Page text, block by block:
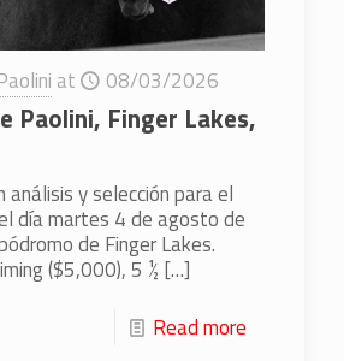
at 08/03/2026
Paolini, Finger Lakes,
análisis y selección para el
día martes 4 de agosto de
de Finger Lakes.
($5,000), 5 ½ […]
Read more